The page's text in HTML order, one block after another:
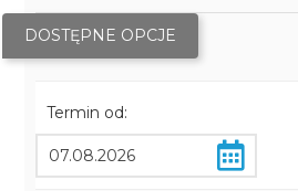
DOSTĘPNE OPCJE
Termin od: